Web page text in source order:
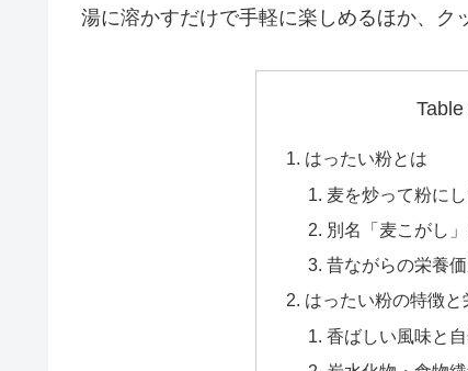
湯に溶かすだけで手軽に楽しめるほか、ク
はったい粉とは
麦を炒って粉に
別名「麦こがし
昔ながらの栄養
はったい粉の特徴と
香ばしい風味と